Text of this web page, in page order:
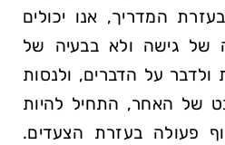
המדריך, אנו יכולים
של גישה ולא בבעיה של
על הדברים, ולנסות
של האחר, התחיל להיות
פעולה בעזרת הצעדים.